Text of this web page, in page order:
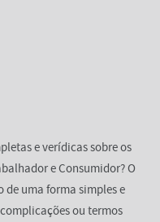
e verídicas sobre os
e Consumidor? O
uma forma simples e
ou termos